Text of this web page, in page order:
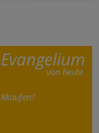
Evangelium
von heute